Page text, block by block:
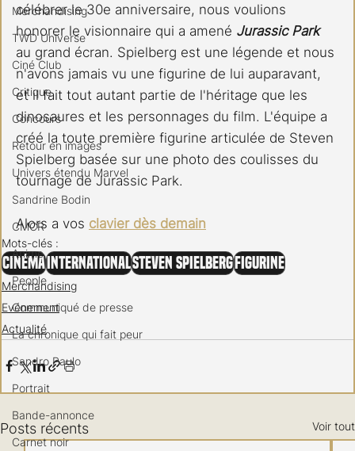
Merchandising
TWD Universe
Ciné Club
Critique
Concours
Retour en images
Univers étendu Marvel
Sandrine Bodin
CMCR
Anime
People
Communiqué de presse
La chronique qui fait peur
Sandro Paulo
Portrait
Bande-annonce
Carnet noir
célébrer le 30e anniversaire, nous voulions
honorer le visionnaire qui a amené Jurassic Park
au grand écran. Spielberg est une légende et nous
n'avons jamais vu une figurine de lui auparavant,
et il fait tout autant partie de l'héritage que les
dinosaures et les personnages du film. L'équipe a
créé la toute première figurine articulée de Steven
Spielberg basée sur une photo des coulisses du
tournage de Jurassic Park.
Alors a vos clavier dès demain
Mots-clés :
Cinéma InternationalSteven Spielberg Figurine
Merchandising
Evénement
Actualité
Posts récents Voir tout